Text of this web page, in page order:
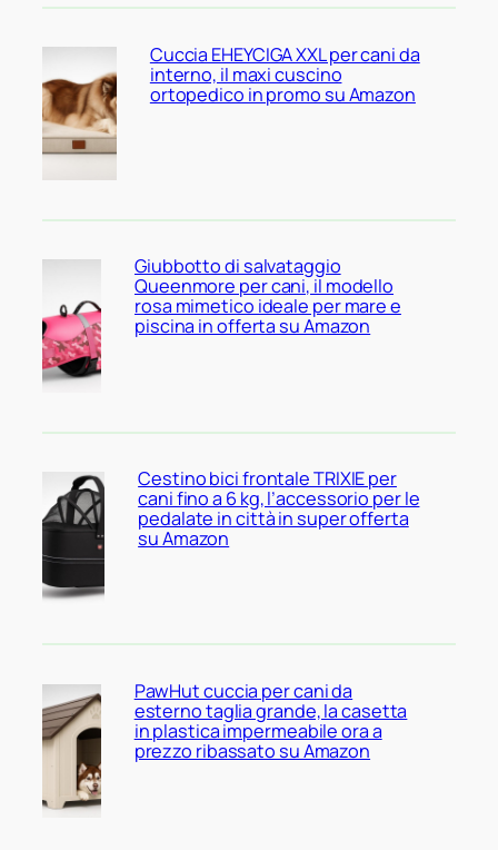
Cuccia EHEYCIGA XXL per cani da
interno, il maxi cuscino
ortopedico in promo su Amazon
Giubbotto di salvataggio
Queenmore per cani, il modello
rosa mimetico ideale per mare e
piscina in offerta su Amazon
Cestino bici frontale TRIXIE per
cani fino a 6 kg, l’accessorio per le
pedalate in città in super offerta
su Amazon
PawHut cuccia per cani da
esterno taglia grande, la casetta
in plastica impermeabile ora a
prezzo ribassato su Amazon